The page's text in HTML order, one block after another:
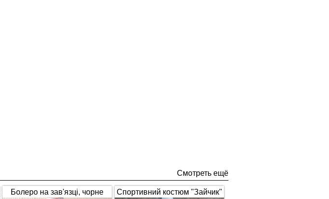
Смотреть ещё
Болеро на зав'язці, чорне
Спортивний костюм "Зайчик"